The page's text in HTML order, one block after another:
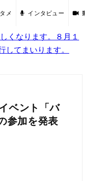
メ インタビュー
くなります。８月１
てまいります。
ベント「バ
参加を発表